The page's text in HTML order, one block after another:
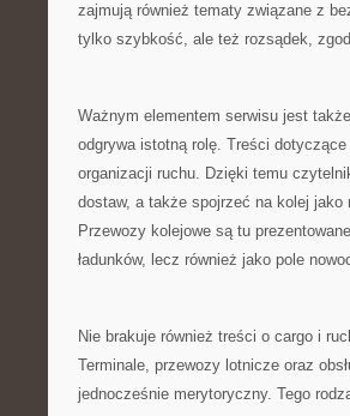
zajmują również tematy związane z
tylko szybkość, ale też rozsądek,
Ważnym elementem serwisu jest
odgrywa istotną rolę. Treści
organizacji ruchu. Dzięki temu
dostaw, a także spojrzeć na kolej
Przewozy kolejowe są tu
ładunków, lecz również jako pole
Nie brakuje również treści o cargo i
Terminale, przewozy lotnicze oraz
jednocześnie merytoryczny. Tego